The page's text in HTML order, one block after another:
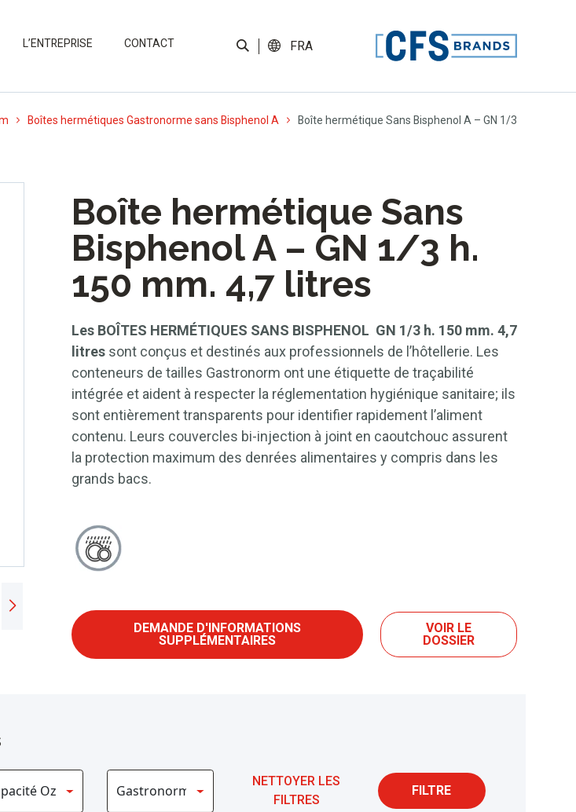
L’ENTREPRISE CONTACT FRA
Boîtes hermétiques Gastronorme sans Bisphenol A
Boîte hermétique Sans Bisphenol A – GN 1/3
Boîte hermétique Sans
Bisphenol A – GN 1/3 h.
150 mm. 4,7 litres
Les BOÎTES HERMÉTIQUES SANS BISPHENOL GN 1/3 h. 150 mm. 4,7
litres sont conçus et destinés aux professionnels de l’hôtellerie. Les
conteneurs de tailles Gastronorm ont une étiquette de traçabilité
intégrée et aident à respecter la réglementation hygiénique sanitaire; ils
sont entièrement transparents pour identifier rapidement l’aliment
contenu. Leurs couvercles bi-injection à joint en caoutchouc assurent
la protection maximum des denrées alimentaires y compris dans les
grands bacs.
DEMANDE D'INFORMATIONS
SUPPLÉMENTAIRES
VOIR LE
DOSSIER
NETTOYER LES
FILTRES
FILTRE